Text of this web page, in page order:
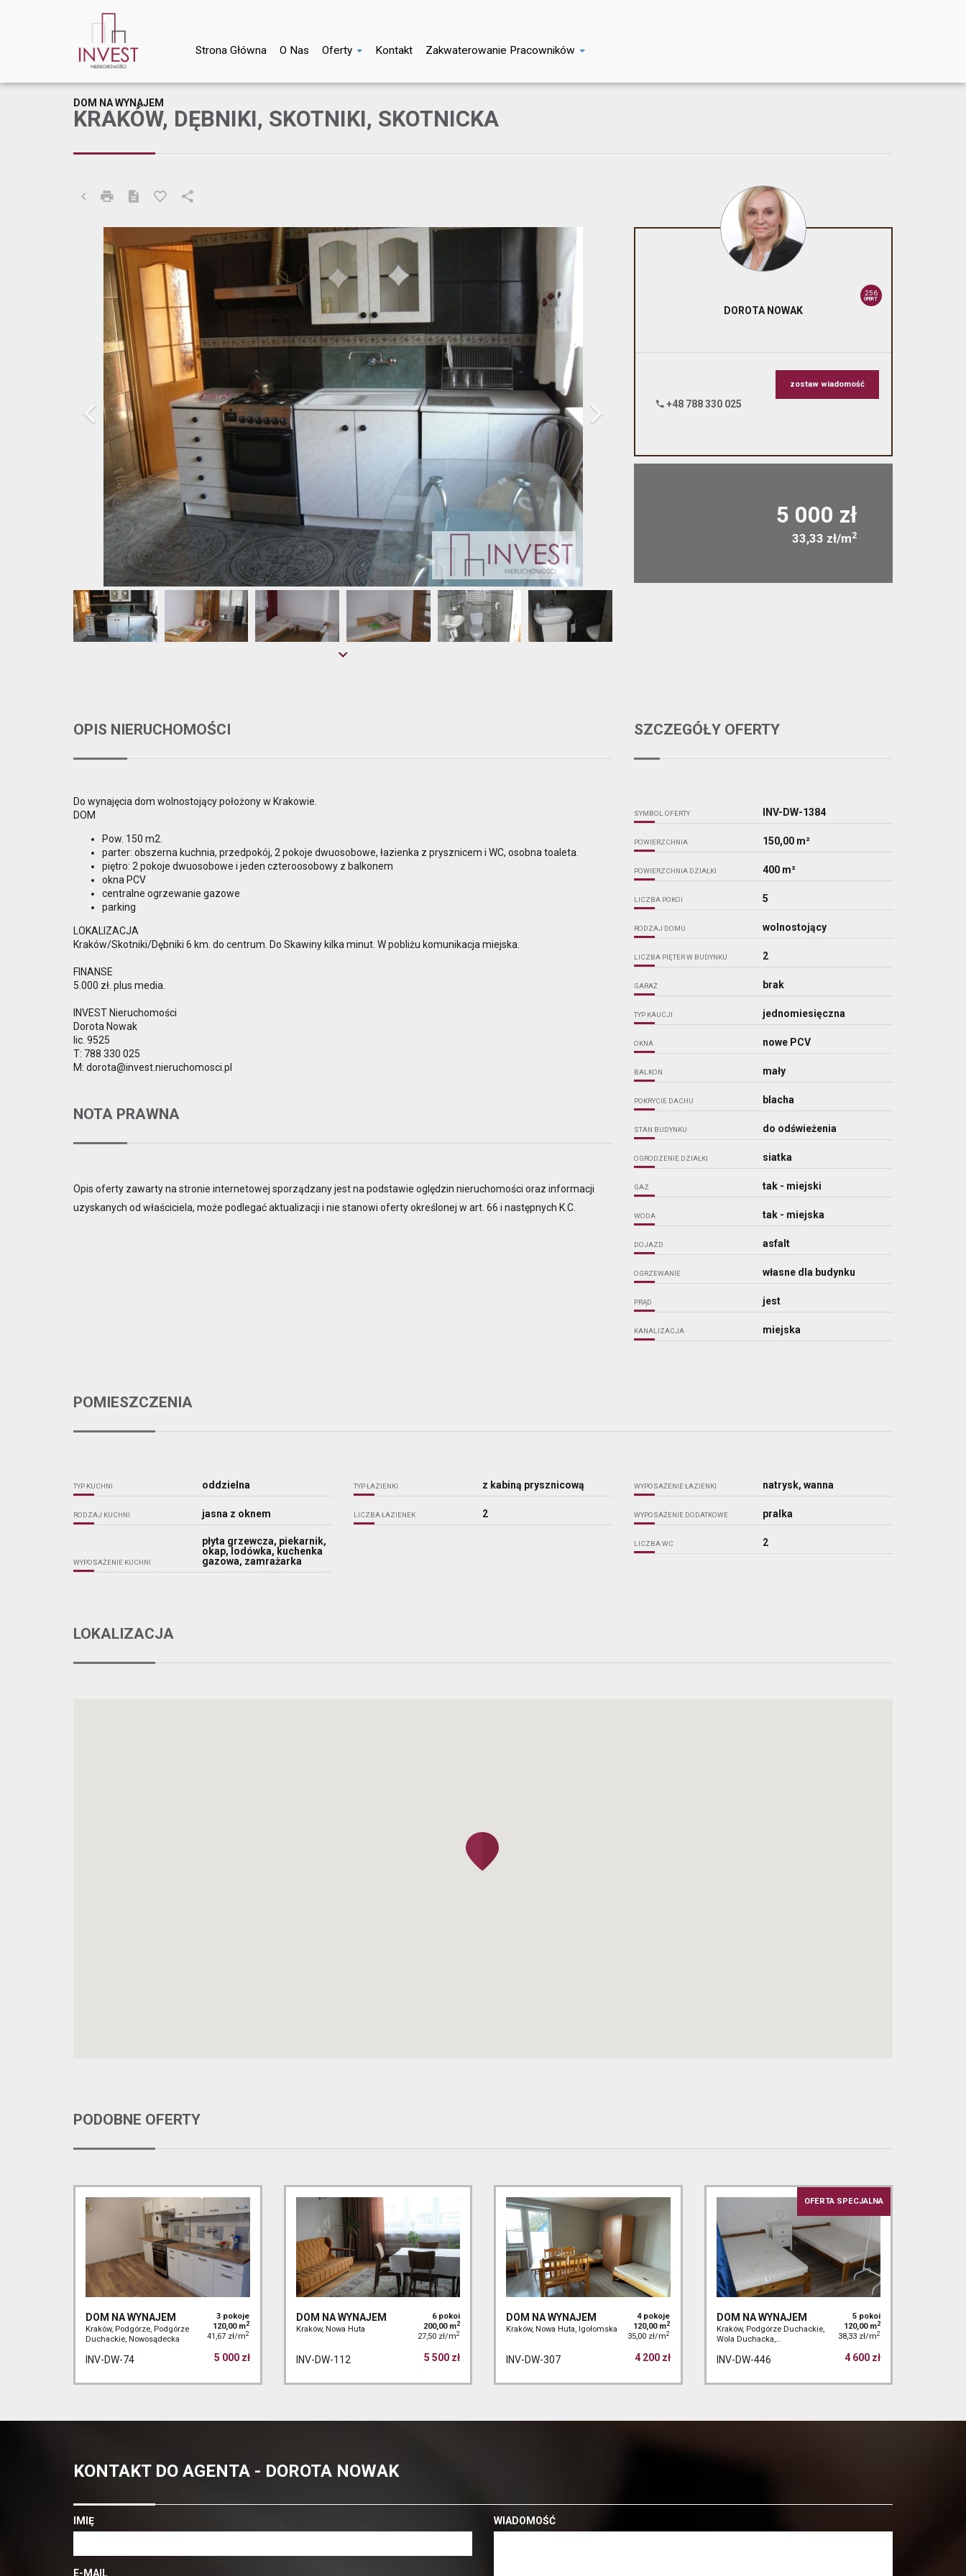
Strona Główna O Nas Oferty Kontakt Zakwaterowanie Pracowników
KRAKÓW, DĘBNIKI, SKOTNIKI, SKOTNICKA
DOM NA WYNAJEM
256
OFERT
DOROTA NOWAK
+48 788 330 025
zostaw wiadomość
5 000 zł
33,33 zł/m2
OPIS NIERUCHOMOŚCI
Do wynajęcia dom wolnostojący położony w Krakowie.
DOM
Pow. 150 m2.
parter: obszerna kuchnia, przedpokój, 2 pokoje dwuosobowe, łazienka z prysznicem i WC, osobna toaleta.
piętro: 2 pokoje dwuosobowe i jeden czteroosobowy z balkonem
okna PCV
centralne ogrzewanie gazowe
parking
LOKALIZACJA
Kraków/Skotniki/Dębniki 6 km. do centrum. Do Skawiny kilka minut. W pobliżu komunikacja miejska.
FINANSE
5.000 zł. plus media.
INVEST Nieruchomości
Dorota Nowak
lic. 9525
T: 788 330 025
M: dorota@invest.nieruchomosci.pl
NOTA PRAWNA
Opis oferty zawarty na stronie internetowej sporządzany jest na podstawie oględzin nieruchomości oraz informacji
uzyskanych od właściciela, może podlegać aktualizacji i nie stanowi oferty określonej w art. 66 i następnych K.C.
SZCZEGÓŁY OFERTY
SYMBOL OFERTY INV-DW-1384
POWIERZCHNIA 150,00 m²
POWIERZCHNIA DZIAŁKI 400 m²
LICZBA POKOI 5
RODZAJ DOMU wolnostojący
LICZBA PIĘTER W BUDYNKU 2
GARAŻ brak
TYP KAUCJI jednomiesięczna
OKNA nowe PCV
BALKON mały
POKRYCIE DACHU blacha
STAN BUDYNKU do odświeżenia
OGRODZENIE DZIAŁKI siatka
GAZ tak - miejski
WODA tak - miejska
DOJAZD asfalt
OGRZEWANIE własne dla budynku
PRĄD jest
KANALIZACJA miejska
POMIESZCZENIA
TYP KUCHNI oddzielna
RODZAJ KUCHNI jasna z oknem
WYPOSAŻENIE KUCHNI
płyta grzewcza, piekarnik,
okap, lodówka, kuchenka
gazowa, zamrażarka
TYP ŁAZIENKI z kabiną prysznicową
LICZBA ŁAZIENEK 2
WYPOSAŻENIE ŁAZIENKI natrysk, wanna
WYPOSAŻENIE DODATKOWE pralka
LICZBA WC 2
LOKALIZACJA
PODOBNE OFERTY
DOM NA WYNAJEM
Kraków, Podgórze, Podgórze
Duchackie, Nowosądecka
3 pokoje
120,00 m2
41,67 zł/m2
INV-DW-74 5 000 zł
DOM NA WYNAJEM
Kraków, Nowa Huta
6 pokoi
200,00 m2
27,50 zł/m2
INV-DW-112 5 500 zł
DOM NA WYNAJEM
Kraków, Nowa Huta, Igołomska
4 pokoje
120,00 m2
35,00 zł/m2
INV-DW-307 4 200 zł
OFERTA SPECJALNA
DOM NA WYNAJEM
Kraków, Podgórze Duchackie,
Wola Duchacka,…
5 pokoi
120,00 m2
38,33 zł/m2
INV-DW-446 4 600 zł
KONTAKT DO AGENTA - DOROTA NOWAK
IMIĘ
E-MAIL
WIADOMOŚĆ